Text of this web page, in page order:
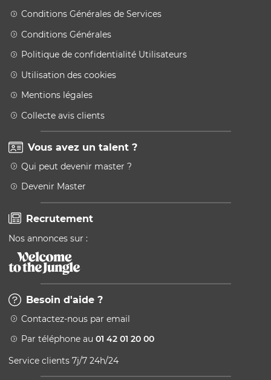
Conditions Générales de Services
Conditions Générales
Politique de confidentialité Utilisateurs
Utilisation des cookies
Mentions légales
Collecte avis clients
Vous avez un talent ?
Qui peut devenir master ?
Devenir Master
Recrutement
Nos annonces sur :
Besoin d'aide ?
Contactez-nous par email
Par téléphone au 01 42 01 20 00
Service clients 7j/7 24h/24